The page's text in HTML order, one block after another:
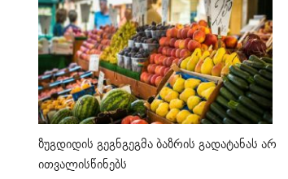
ზუგდიდის გეგნგეგმა ბაზრის გადატანას არ
ითვალისწინებს